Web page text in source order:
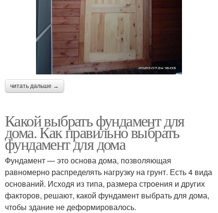
читать дальше →
Какой выбрать фундамент для
дома. Как правильно выбрать
фундамент для дома
Фундамент — это основа дома, позволяющая
равномерно распределять нагрузку на грунт. Есть 4 вида
оснований. Исходя из типа, размера строения и других
факторов, решают, какой фундамент выбрать для дома,
чтобы здание не деформировалось.